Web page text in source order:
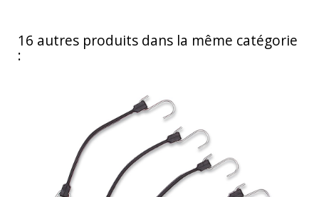
16 autres produits dans la même catégorie
: